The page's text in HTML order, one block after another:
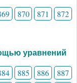
870 871
872
уравнений
885 886
887